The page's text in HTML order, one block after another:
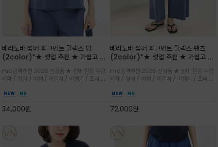
베라노바 썸머 피그먼트 릴렉스 탑
(2color)*★ 셋업 추천 ★ 가볍고 부
튼 소재로 완성
md강력추천 2026 신상품 ★ 썸머 한정 수량
제작 / 일상 / 여행 / 라운지 / 비행기 / 조식 /
그먼트로 제작되어 편하고 가볍게 후회없으실 아
34,000원
베라노바 썸머 피그먼트 릴렉스 팬츠
(2color)*★ 셋업 추천 ★ 가볍고 부
튼 소재로 완성
md강력추천 2026 신상품 ★ 썸머 한정 수량
제작 / 일상 / 여행 / 라운지 / 비행기 / 조식 /
그먼트로 제작되어 편하고 가볍게 후회없으실 아
72,000원